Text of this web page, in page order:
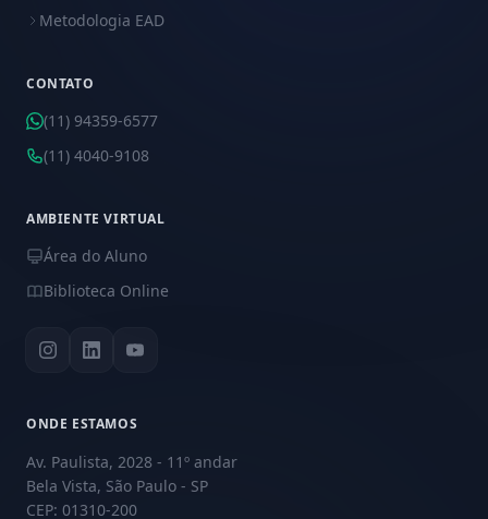
Metodologia EAD
CONTATO
(11) 94359-6577
(11) 4040-9108
AMBIENTE VIRTUAL
Área do Aluno
Biblioteca Online
ONDE ESTAMOS
Av. Paulista, 2028 - 11º andar
Bela Vista, São Paulo - SP
CEP: 01310-200